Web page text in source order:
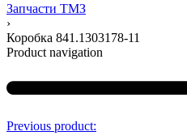
Запчасти ТМЗ
›
Коробка 841.1303178-11
Product navigation
Previous product: